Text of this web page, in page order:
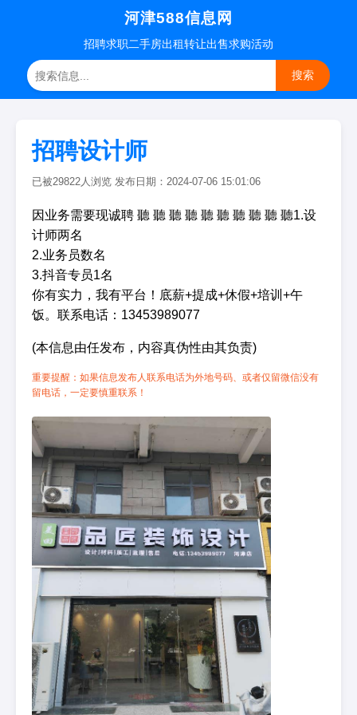
河津588信息网
招聘求职二手房出租转让出售求购活动
搜索
招聘设计师
已被29822人浏览 发布日期：2024-07-06 15:01:06
因业务需要现诚聘 聽 聽 聽 聽 聽 聽 聽 聽 聽 聽1.设
计师两名
2.业务员数名
3.抖音专员1名
你有实力，我有平台！底薪+提成+休假+培训+午
饭。联系电话：13453989077
(本信息由任发布，内容真伪性由其负责)
重要提醒：如果信息发布人联系电话为外地号码、或者仅留微信没有
留电话，一定要慎重联系！